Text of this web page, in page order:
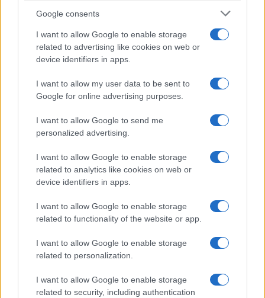
Google consents
I want to allow Google to enable storage
related to advertising like cookies on web or
device identifiers in apps.
I want to allow my user data to be sent to
Google for online advertising purposes.
I want to allow Google to send me
personalized advertising.
I want to allow Google to enable storage
related to analytics like cookies on web or
device identifiers in apps.
I want to allow Google to enable storage
related to functionality of the website or app.
I want to allow Google to enable storage
related to personalization.
I want to allow Google to enable storage
related to security, including authentication
ces incidents n’ont pas été mentionnés dans les slogans.
Les manifestations spontanées qui ont surgi au cours de la
semaine dernière se sont poursuivies ce samedi.
La lecture de l’article complet est réservée aux abonnés et
seuls 38.41% ont été présentés.
AUTEUR
Infos Rédaction